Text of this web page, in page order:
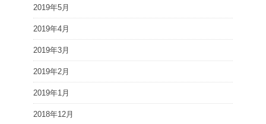
2019年5月
2019年4月
2019年3月
2019年2月
2019年1月
2018年12月